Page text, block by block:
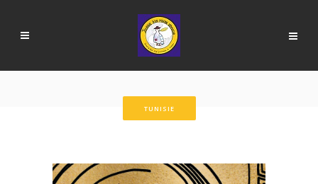
TUNISIE